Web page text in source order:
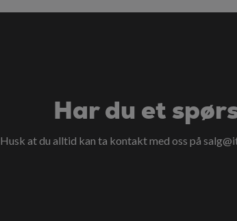
Har du et
Husk at du alltid kan ta kontakt med oss på